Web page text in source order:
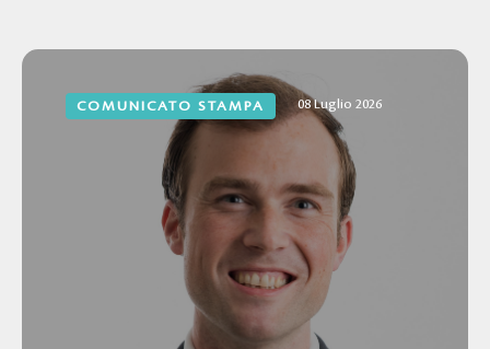
COMUNICATO STAMPA 08 Luglio 2026